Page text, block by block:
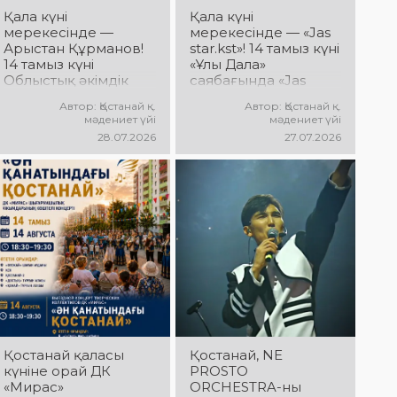
пысықталды
Қала күні
мерекесінде —
Арыстан Құрманов!
14 тамыз күні
Облыстық әкімдік
Құрмановтың
«Айналдым атыңнан,
Қостанай» атты
концерттік
бағдарламасы өтеді!
Сіздерді сүйікті
әндер, әсерлі
орындау мен
көтеріңкі мерекелік
көңіл күй күтеді!
Автор: Қостанай қ.
мәдениет үйі
28.07.2026
Қала күні
мерекесінде — «Jas
star.kst»! 14 тамыз күні
«Ұлы Дала»
саябағында «Jas
шығармашылық
жеңімпаздарының
концерті өтеді!
таланттардың
жарқын өнері,
заманауи әндер,
қуатты энергия мен
мерекелік көңіл күй
күтеді!
Автор: Қостанай қ.
мәдениет үйі
27.07.2026
Қостанай қаласы
күніне орай ДК
«Мирас»
Қостанай, NE
PROSTO
ORCHESTRA-ны